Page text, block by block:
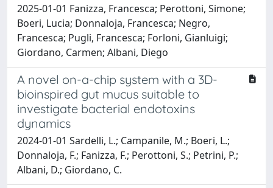
2025-01-01 Fanizza, Francesca; Perottoni, Simone;
Boeri, Lucia; Donnaloja, Francesca; Negro,
Francesca; Pugli, Francesca; Forloni, Gianluigi;
Giordano, Carmen; Albani, Diego
A novel on-a-chip system with a 3D-
bioinspired gut mucus suitable to
investigate bacterial endotoxins
dynamics
2024-01-01 Sardelli, L.; Campanile, M.; Boeri, L.;
Donnaloja, F.; Fanizza, F.; Perottoni, S.; Petrini, P.;
Albani, D.; Giordano, C.